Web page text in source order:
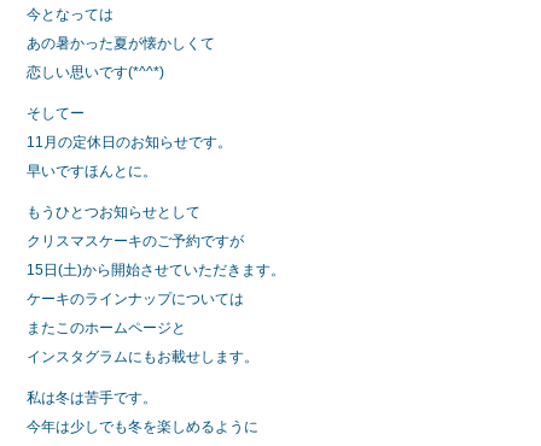
今となっては
あの暑かった夏が懐かしくて
恋しい思いです(*^^*)
そしてー
11月の定休日のお知らせです。
早いですほんとに。
もうひとつお知らせとして
クリスマスケーキのご予約ですが
15日(土)から開始させていただきます。
ケーキのラインナップについては
またこのホームページと
インスタグラムにもお載せします。
私は冬は苦手です。
今年は少しでも冬を楽しめるように